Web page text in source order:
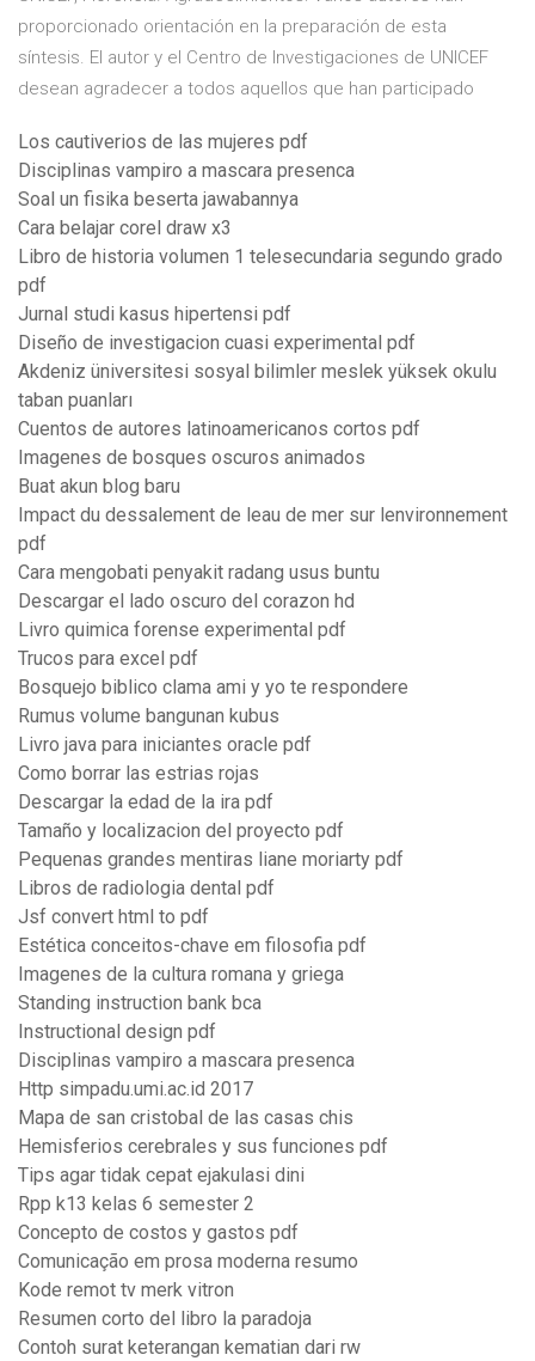
proporcionado orientación en la preparación de esta
síntesis. El autor y el Centro de Investigaciones de UNICEF
desean agradecer a todos aquellos que han participado
Los cautiverios de las mujeres pdf
Disciplinas vampiro a mascara presenca
Soal un fisika beserta jawabannya
Cara belajar corel draw x3
Libro de historia volumen 1 telesecundaria segundo grado
pdf
Jurnal studi kasus hipertensi pdf
Diseño de investigacion cuasi experimental pdf
Akdeniz üniversitesi sosyal bilimler meslek yüksek okulu
taban puanları
Cuentos de autores latinoamericanos cortos pdf
Imagenes de bosques oscuros animados
Buat akun blog baru
Impact du dessalement de leau de mer sur lenvironnement
pdf
Cara mengobati penyakit radang usus buntu
Descargar el lado oscuro del corazon hd
Livro quimica forense experimental pdf
Trucos para excel pdf
Bosquejo biblico clama ami y yo te respondere
Rumus volume bangunan kubus
Livro java para iniciantes oracle pdf
Como borrar las estrias rojas
Descargar la edad de la ira pdf
Tamaño y localizacion del proyecto pdf
Pequenas grandes mentiras liane moriarty pdf
Libros de radiologia dental pdf
Jsf convert html to pdf
Estética conceitos-chave em filosofia pdf
Imagenes de la cultura romana y griega
Standing instruction bank bca
Instructional design pdf
Disciplinas vampiro a mascara presenca
Http simpadu.umi.ac.id 2017
Mapa de san cristobal de las casas chis
Hemisferios cerebrales y sus funciones pdf
Tips agar tidak cepat ejakulasi dini
Rpp k13 kelas 6 semester 2
Concepto de costos y gastos pdf
Comunicação em prosa moderna resumo
Kode remot tv merk vitron
Resumen corto del libro la paradoja
Contoh surat keterangan kematian dari rw